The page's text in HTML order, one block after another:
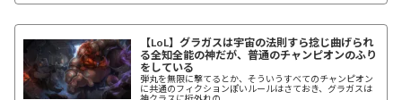
【LoL】グラガスは宇宙の法則すら捻じ曲げられ
る全知全能の神だが、普通のチャンピオンのふり
をしている
弾丸を無限に撃てるとか、そういうすべてのチャンピオン
に共通のフィクションぽいルールはさておき、グラガスは
神クラスに桁外れの……